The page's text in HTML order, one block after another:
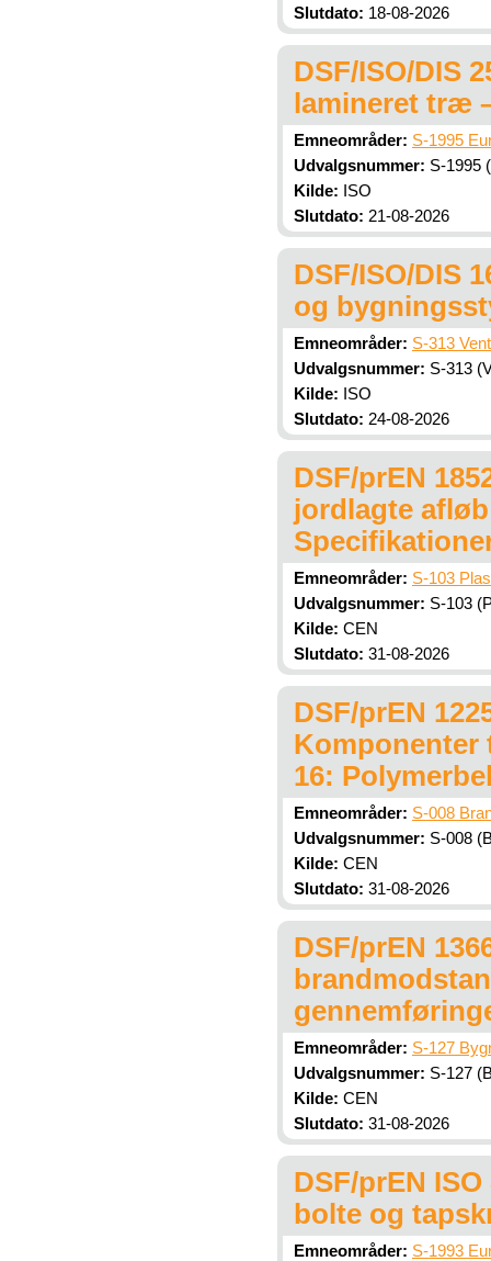
Slutdato: 18-08-2026
DSF/ISO/DIS
lamineret træ
Emneområder: S-1995
Udvalgsnummer: S-1995
Kilde: ISO
Slutdato: 21-08-2026
DSF/ISO/DIS
og
Emneområder: S-313
Udvalgsnummer: S-313
Kilde: ISO
Slutdato: 24-08-2026
DSF/prEN
jordlagte
Emneområder: S-103
Udvalgsnummer: S-103
Kilde: CEN
Slutdato: 31-08-2026
DSF/prEN
16:
Emneområder: S-008
Udvalgsnummer: S-008
Kilde: CEN
Slutdato: 31-08-2026
DSF/prEN
Emneområder: S-127
Udvalgsnummer: S-127
Kilde: CEN
Slutdato: 31-08-2026
DSF/prEN
bolte og
Emneområder: S-1993